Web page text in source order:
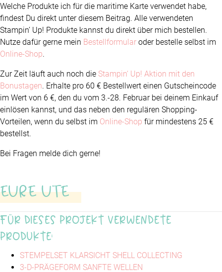
Welche Produkte ich für die maritime Karte verwendet habe,
findest Du direkt unter diesem Beitrag. Alle verwendeten
Stampin’ Up! Produkte kannst du direkt über mich bestellen.
Nutze dafür gerne mein Bestellformular oder bestelle selbst im
Online-Shop.
Zur Zeit läuft auch noch die Stampin‘ Up! Aktion mit den
Bonustagen. Erhalte pro 60 € Bestellwert einen Gutscheincode
im Wert von 6 €, den du vom 3.-28. Februar bei deinem Einkauf
einlösen kannst, und das neben den regulären Shopping-
Vorteilen, wenn du selbst im Online-Shop für mindestens 25 €
bestellst.
Bei Fragen melde dich gerne!
EURE UTE
Für dieses Projekt verwendete
Produkte:
STEMPELSET KLARSICHT SHELL COLLECTING
3-D-PRÄGEFORM SANFTE WELLEN